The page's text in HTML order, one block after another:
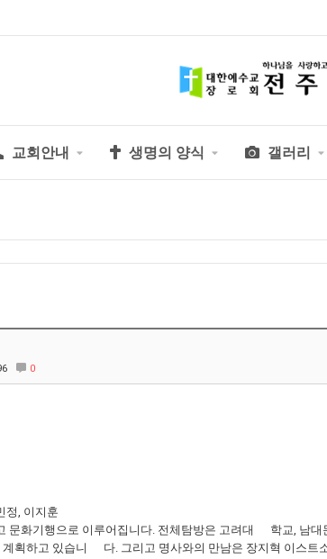
교회안내 생명의 양식 갤러리
0
정, 이지훈
문화기행으로 이루어집니다. 전체탐방은 고려대 학교, 남
계획하고 있습니 다. 그리고 명사와의 만남은 장지혁 이스